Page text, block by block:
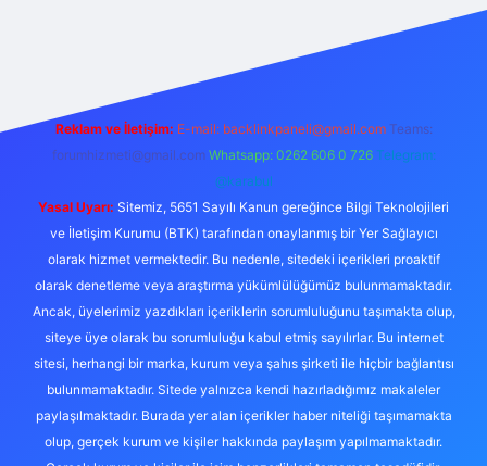
Reklam ve İletişim: E-mail: backlinkpaneli@gmail.com Teams:
forumhizmeti@gmail.com Whatsapp: 0262 606 0 726 Telegram:
@karabul
Yasal Uyarı: Sitemiz, 5651 Sayılı Kanun gereğince Bilgi Teknolojileri
ve İletişim Kurumu (BTK) tarafından onaylanmış bir Yer Sağlayıcı
olarak hizmet vermektedir. Bu nedenle, sitedeki içerikleri proaktif
olarak denetleme veya araştırma yükümlülüğümüz bulunmamaktadır.
Ancak, üyelerimiz yazdıkları içeriklerin sorumluluğunu taşımakta olup,
siteye üye olarak bu sorumluluğu kabul etmiş sayılırlar. Bu internet
sitesi, herhangi bir marka, kurum veya şahıs şirketi ile hiçbir bağlantısı
bulunmamaktadır. Sitede yalnızca kendi hazırladığımız makaleler
paylaşılmaktadır. Burada yer alan içerikler haber niteliği taşımamakta
olup, gerçek kurum ve kişiler hakkında paylaşım yapılmamaktadır.